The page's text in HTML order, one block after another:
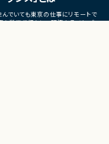
んでいても東京の仕事にリモートで
営業代行として開拓する」ジョブ